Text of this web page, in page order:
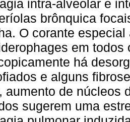
intra-alveolar e
brônquica
O corante
em todos
há
e alguns
aumento de núcleos
sugerem uma